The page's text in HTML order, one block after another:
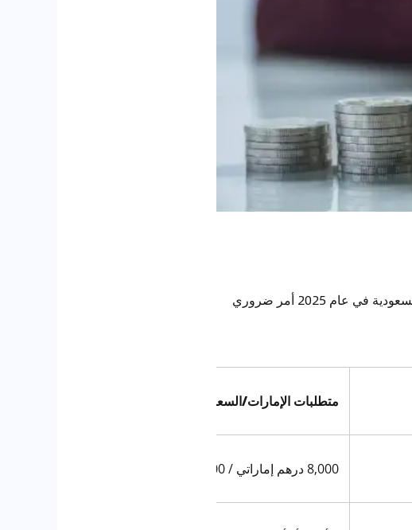
فهم المعايير المحددة التي تتبعها البنوك في الإمارات العربية المتحدة والمملكة العربية السعودية في عام 2025 أمر ضروري
متطلبات الإمارات/السعودية
8,000 درهم إماراتي / 9,000 ريال سعودي